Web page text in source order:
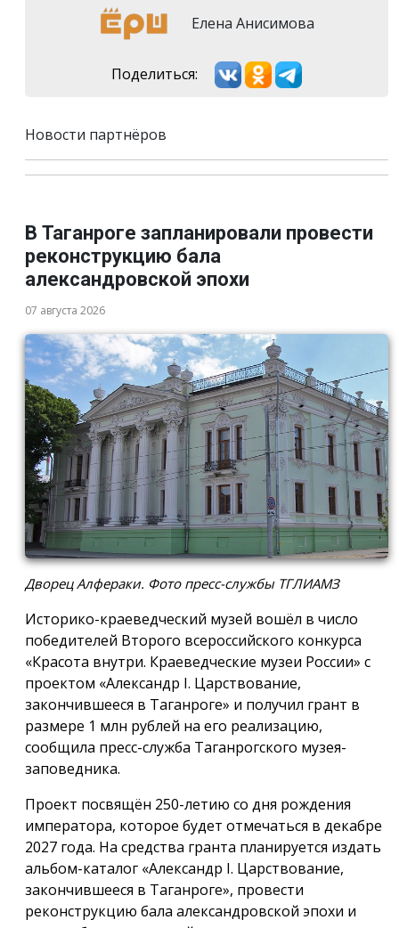
Елена Анисимова
Поделиться:
Новости партнёров
В Таганроге запланировали провести
реконструкцию бала
александровской эпохи
07 августа 2026
Дворец Алфераки. Фото пресс-службы ТГЛИАМЗ
Историко-краеведческий музей вошёл в число
победителей Второго всероссийского конкурса
«Красота внутри. Краеведческие музеи России» с
проектом «Александр I. Царствование,
закончившееся в Таганроге» и получил грант в
размере 1 млн рублей на его реализацию,
сообщила пресс-служба Таганрогского музея-
заповедника.
Проект посвящён 250-летию со дня рождения
императора, которое будет отмечаться в декабре
2027 года. На средства гранта планируется издать
альбом-каталог «Александр I. Царствование,
закончившееся в Таганроге», провести
реконструкцию бала александровской эпохи и